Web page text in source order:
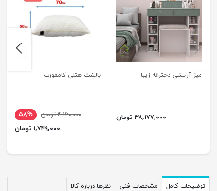
میز آرایشی دخترانه زیبا
۳۸,۱۷۷,۰۰۰ تومان
بالشت هتلی کامفورت
۴,۱۶۰,۰۰۰ تومان
۵۸%
۱,۷۴۹,۰۰۰ تومان
previus
توضیحات کامل مشخصات فنی نظرها درباره کالا